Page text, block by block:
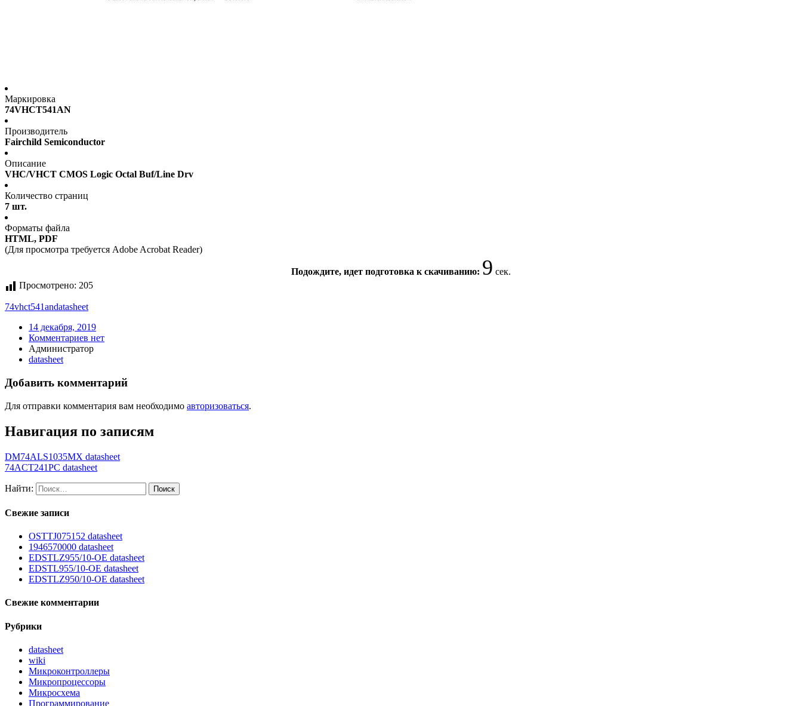
Маркировка
74VHCT541AN
Производитель
Fairchild Semiconductor
Описание
VHC/VHCT CMOS Logic Octal Buf/Line Drv
Количество страниц
7 шт.
Форматы файла
HTML, PDF
(Для просмотра требуется Adobe Acrobat Reader)
Подождите, идет подготовка к скачиванию: 9 сек.
Просмотрено: 205
74vhct541andatasheet
14 декабря, 2019
Комментариев нет
Администратор
datasheet
Добавить комментарий
Для отправки комментария вам необходимо авторизоваться.
Навигация по записям
DM74ALS1035MX datasheet
74ACT241PC datasheet
Найти:
Свежие записи
OSTTJ075152 datasheet
1946570000 datasheet
EDSTLZ955/10-OE datasheet
EDSTL955/10-OE datasheet
EDSTLZ950/10-OE datasheet
Свежие комментарии
Рубрики
datasheet
wiki
Микроконтроллеры
Микропроцессоры
Микросхема
Программирование